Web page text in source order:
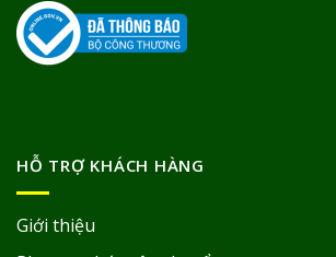
HỖ TRỢ KHÁCH HÀNG
Giới thiệu